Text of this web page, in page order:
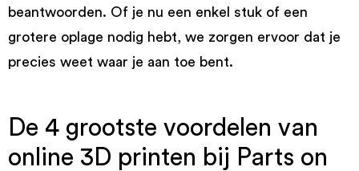
beantwoorden. Of je nu een enkel stuk of een
grotere oplage nodig hebt, we zorgen ervoor dat je
precies weet waar je aan toe bent.
De 4 grootste voordelen van
online 3D printen bij Parts on